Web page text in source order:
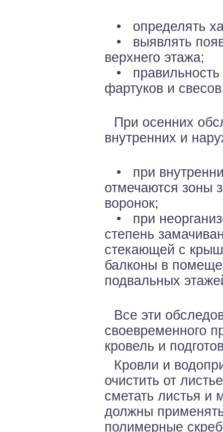
• определять
• выявлять
верхнего этажа;
• правильность
фартуков и
При осенних
внутренних и
• при
отмечаются зоны
воронок;
• при
степень
стекающей с
балконы в
подвальных
Все эти
своевременного
кровель и
Кровли и
очистить от
сметать листья и
должны
полимерные